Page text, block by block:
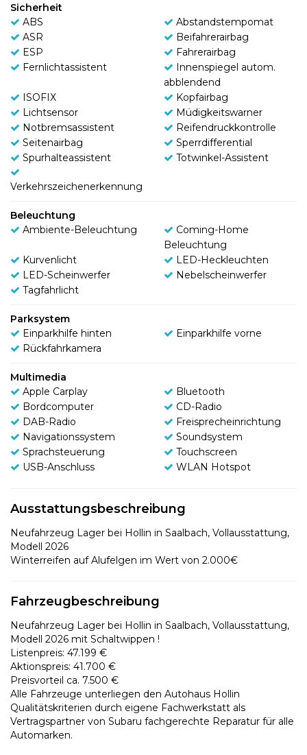
Sicherheit
ABS
Abstandstempomat
ASR
Beifahrerairbag
ESP
Fahrerairbag
Fernlichtassistent
Innenspiegel autom.
abblendend
ISOFIX
Kopfairbag
Lichtsensor
Müdigkeitswarner
Notbremsassistent
Reifendruckkontrolle
Seitenairbag
Sperrdifferential
Spurhalteassistent
Totwinkel-Assistent
Verkehrszeichenerkennung
Beleuchtung
Ambiente-Beleuchtung
Coming-Home
Beleuchtung
Kurvenlicht
LED-Heckleuchten
LED-Scheinwerfer
Nebelscheinwerfer
Tagfahrlicht
Parksystem
Einparkhilfe hinten
Einparkhilfe vorne
Rückfahrkamera
Multimedia
Apple Carplay
Bluetooth
Bordcomputer
CD-Radio
DAB-Radio
Freisprecheinrichtung
Navigationssystem
Soundsystem
Sprachsteuerung
Touchscreen
USB-Anschluss
WLAN Hotspot
Ausstattungsbeschreibung
Neufahrzeug Lager bei Hollin in Saalbach, Vollausstattung,
Modell 2026
Winterreifen auf Alufelgen im Wert von 2.000€
Fahrzeugbeschreibung
Neufahrzeug Lager bei Hollin in Saalbach, Vollausstattung,
Modell 2026 mit Schaltwippen !
Listenpreis: 47.199 €
Aktionspreis: 41.700 €
Preisvorteil ca. 7.500 €
Alle Fahrzeuge unterliegen den Autohaus Hollin
Qualitätskriterien durch eigene Fachwerkstatt als
Vertragspartner von Subaru fachgerechte Reparatur für alle
Automarken.